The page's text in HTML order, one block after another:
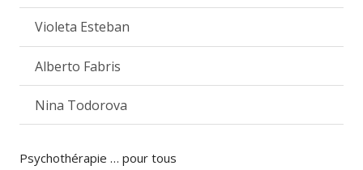
Violeta Esteban
Alberto Fabris
Nina Todorova
Psychothérapie … pour tous